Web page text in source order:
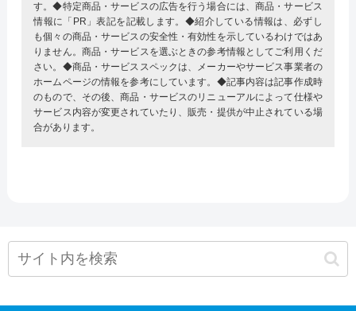
す。◆特定商品・サービスの広告を行う場合には、商品・サービス
情報に「PR」表記を記載します。◆紹介している情報は、必ずし
も個々の商品・サービスの安全性・有効性を示しているわけではあ
りません。商品・サービスを選ぶときの参考情報としてご利用くだ
さい。◆商品・サービススペックは、メーカーやサービス事業者の
ホームページの情報を参考にしています。◆記事内容は記事作成時
のもので、その後、商品・サービスのリニューアルによって仕様や
サービス内容が変更されていたり、販売・提供が中止されている場
合があります。